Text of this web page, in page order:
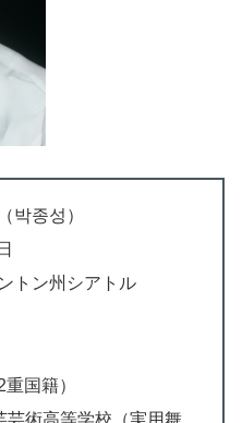
박종성）
トン州シアトル
国籍）